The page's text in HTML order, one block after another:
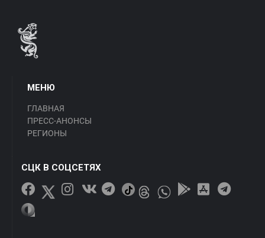
МЕНЮ
ГЛАВНАЯ
ПРЕСС-АНОНСЫ
РЕГИОНЫ
СЦК В СОЦСЕТЯХ